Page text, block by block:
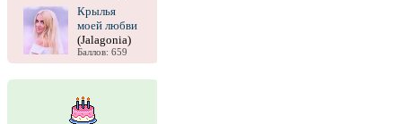
Крылья
моей любви
(Jalagonia)
Баллов: 659